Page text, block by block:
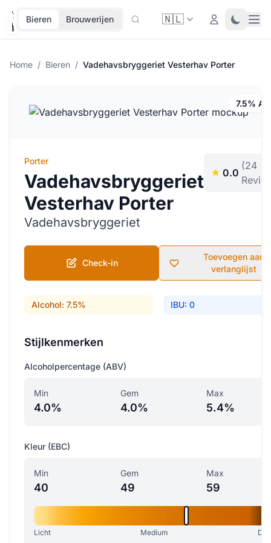
Bieren Brouwerijen 🇳🇱 Login Toggle
Home / Bieren / Vadehavsbryggeriet Vesterhav Porter
7.5%
Porter
Vadehavsbryggeriet
Vesterhav Porter
Vadehavsbryggeriet
0.0
(24
Check-in
Toevoegen aan
verlanglijst
Alcohol: 7.5% IBU: 0
Stijlkenmerken
Alcoholpercentage (ABV)
Min
4.0%
Gem
4.0%
Max
5.4%
Kleur (EBC)
Min
40
Gem
49
Max
59
Licht Medium